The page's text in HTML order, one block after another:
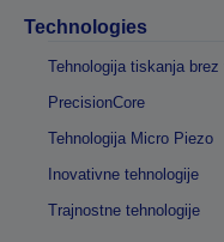
Technologies
Tehnologija tiskanja brez
PrecisionCore
Tehnologija Micro Piezo
Inovativne tehnologije
Trajnostne tehnologije